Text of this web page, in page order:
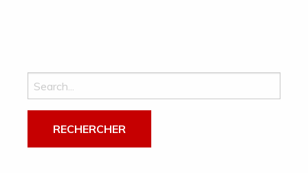
Recherchez :